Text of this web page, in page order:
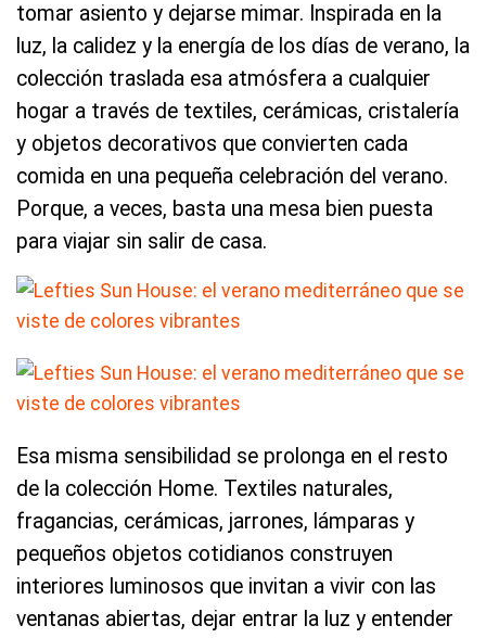
tomar asiento y dejarse mimar. Inspirada en la
luz, la calidez y la energía de los días de verano, la
colección traslada esa atmósfera a cualquier
hogar a través de textiles, cerámicas, cristalería
y objetos decorativos que convierten cada
comida en una pequeña celebración del verano.
Porque, a veces, basta una mesa bien puesta
para viajar sin salir de casa.
Esa misma sensibilidad se prolonga en el resto
de la colección Home. Textiles naturales,
fragancias, cerámicas, jarrones, lámparas y
pequeños objetos cotidianos construyen
interiores luminosos que invitan a vivir con las
ventanas abiertas, dejar entrar la luz y entender